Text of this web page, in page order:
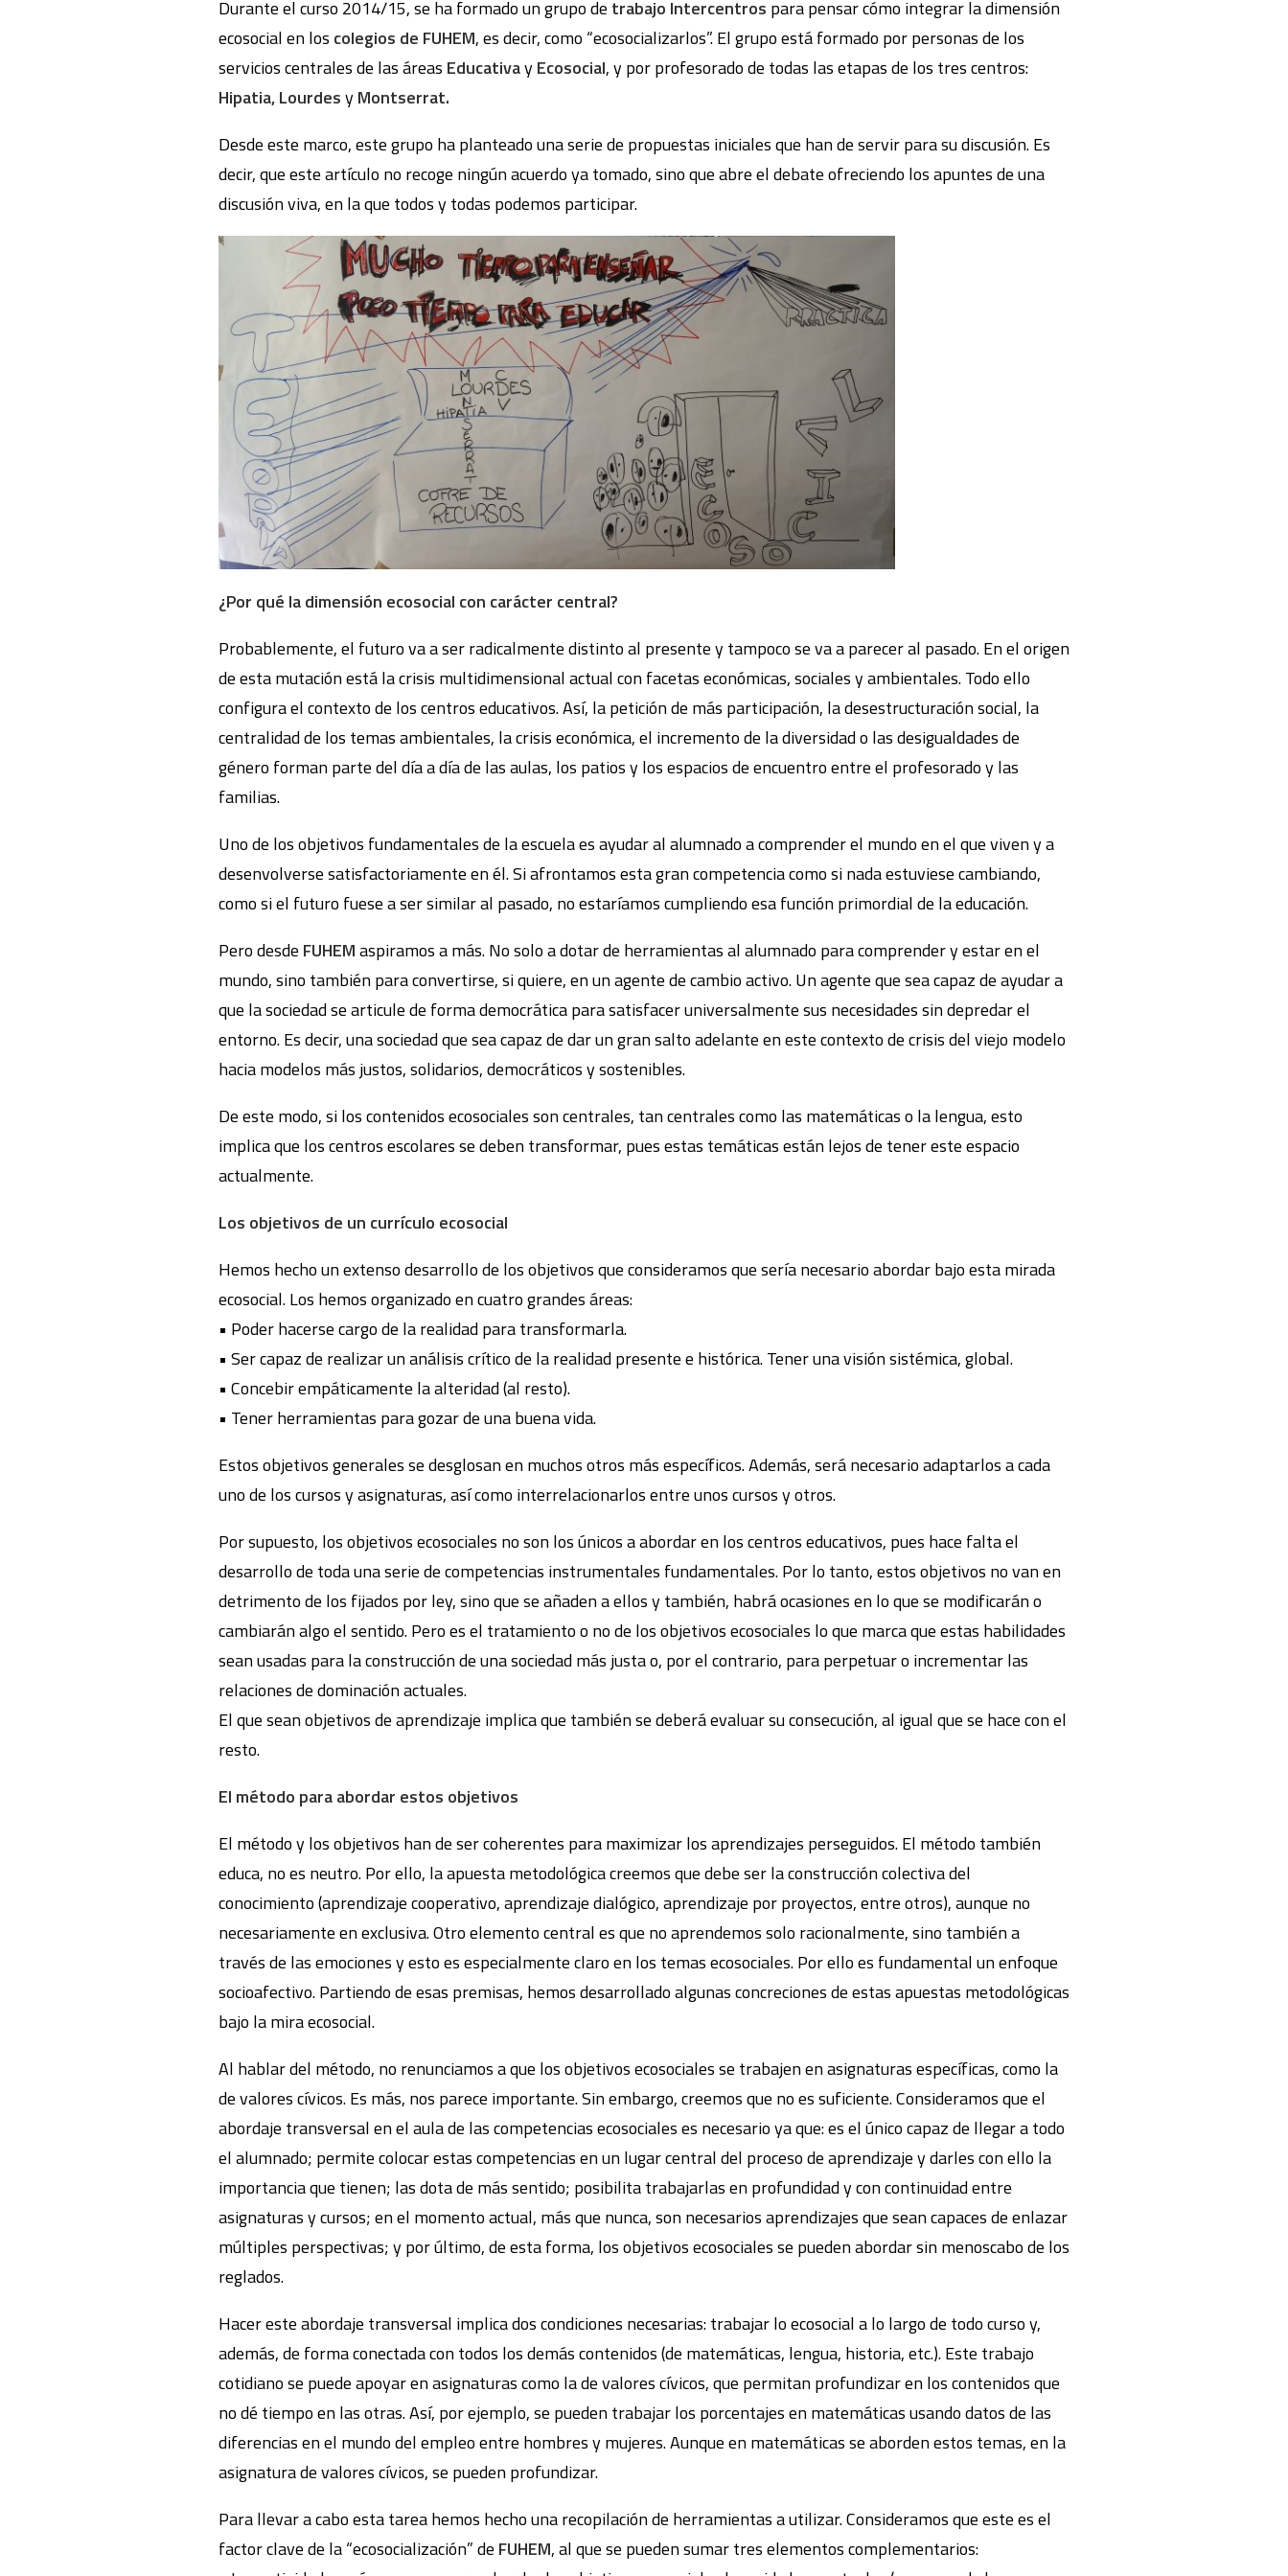
Durante el curso 2014/15, se ha formado un grupo de trabajo Intercentros para pensar cómo integrar la dimensión
ecosocial en los colegios de FUHEM, es decir, como “ecosocializarlos”. El grupo está formado por personas de los
servicios centrales de las áreas EducativayEcosocial, y por profesorado de todas las etapas de los tres centros:
Hipatia, LourdesyMontserrat.
Desde este marco, este grupo ha planteado una serie de propuestas iniciales que han de servir para su discusión. Es
decir, que este artículo no recoge ningún acuerdo ya tomado, sino que abre el debate ofreciendo los apuntes de una
discusión viva, en la que todos y todas podemos participar.
¿Por qué la dimensión ecosocial con carácter central?
Probablemente, el futuro va a ser radicalmente distinto al presente y tampoco se va a parecer al pasado. En el origen
de esta mutación está la crisis multidimensional actual con facetas económicas, sociales y ambientales. Todo ello
configura el contexto de los centros educativos. Así, la petición de más participación, la desestructuración social, la
centralidad de los temas ambientales, la crisis económica, el incremento de la diversidad o las desigualdades de
género forman parte del día a día de las aulas, los patios y los espacios de encuentro entre el profesorado y las
familias.
Uno de los objetivos fundamentales de la escuela es ayudar al alumnado a comprender el mundo en el que viven y a
desenvolverse satisfactoriamente en él. Si afrontamos esta gran competencia como si nada estuviese cambiando,
como si el futuro fuese a ser similar al pasado, no estaríamos cumpliendo esa función primordial de la educación.
Pero desde FUHEMaspiramos a más. No solo a dotar de herramientas al alumnado para comprender y estar en el
mundo, sino también para convertirse, si quiere, en un agente de cambio activo. Un agente que sea capaz de ayudar a
que la sociedad se articule de forma democrática para satisfacer universalmente sus necesidades sin depredar el
entorno. Es decir, una sociedad que sea capaz de dar un gran salto adelante en este contexto de crisis del viejo modelo
hacia modelos más justos, solidarios, democráticos y sostenibles.
De este modo, si los contenidos ecosociales son centrales, tan centrales como las matemáticas o la lengua, esto
implica que los centros escolares se deben transformar, pues estas temáticas están lejos de tener este espacio
actualmente.
Los objetivos de un currículo ecosocial
Hemos hecho un extenso desarrollo de los objetivos que consideramos que sería necesario abordar bajo esta mirada
ecosocial. Los hemos organizado en cuatro grandes áreas:
• Poder hacerse cargo de la realidad para transformarla.
• Ser capaz de realizar un análisis crítico de la realidad presente e histórica. Tener una visión sistémica, global.
• Concebir empáticamente la alteridad (al resto).
• Tener herramientas para gozar de una buena vida.
Estos objetivos generales se desglosan en muchos otros más específicos. Además, será necesario adaptarlos a cada
uno de los cursos y asignaturas, así como interrelacionarlos entre unos cursos y otros.
Por supuesto, los objetivos ecosociales no son los únicos a abordar en los centros educativos, pues hace falta el
desarrollo de toda una serie de competencias instrumentales fundamentales. Por lo tanto, estos objetivos no van en
detrimento de los fijados por ley, sino que se añaden a ellos y también, habrá ocasiones en lo que se modificarán o
cambiarán algo el sentido. Pero es el tratamiento o no de los objetivos ecosociales lo que marca que estas habilidades
sean usadas para la construcción de una sociedad más justa o, por el contrario, para perpetuar o incrementar las
relaciones de dominación actuales.
El que sean objetivos de aprendizaje implica que también se deberá evaluar su consecución, al igual que se hace con el
resto.
El método para abordar estos objetivos
El método y los objetivos han de ser coherentes para maximizar los aprendizajes perseguidos. El método también
educa, no es neutro. Por ello, la apuesta metodológica creemos que debe ser la construcción colectiva del
conocimiento (aprendizaje cooperativo, aprendizaje dialógico, aprendizaje por proyectos, entre otros), aunque no
necesariamente en exclusiva. Otro elemento central es que no aprendemos solo racionalmente, sino también a
través de las emociones y esto es especialmente claro en los temas ecosociales. Por ello es fundamental un enfoque
socioafectivo. Partiendo de esas premisas, hemos desarrollado algunas concreciones de estas apuestas metodológicas
bajo la mira ecosocial.
Al hablar del método, no renunciamos a que los objetivos ecosociales se trabajen en asignaturas específicas, como la
de valores cívicos. Es más, nos parece importante. Sin embargo, creemos que no es suficiente. Consideramos que el
abordaje transversal en el aula de las competencias ecosociales es necesario ya que: es el único capaz de llegar a todo
el alumnado; permite colocar estas competencias en un lugar central del proceso de aprendizaje y darles con ello la
importancia que tienen; las dota de más sentido; posibilita trabajarlas en profundidad y con continuidad entre
asignaturas y cursos; en el momento actual, más que nunca, son necesarios aprendizajes que sean capaces de enlazar
múltiples perspectivas; y por último, de esta forma, los objetivos ecosociales se pueden abordar sin menoscabo de los
reglados.
Hacer este abordaje transversal implica dos condiciones necesarias: trabajar lo ecosocial a lo largo de todo curso y,
además, de forma conectada con todos los demás contenidos (de matemáticas, lengua, historia, etc.). Este trabajo
cotidiano se puede apoyar en asignaturas como la de valores cívicos, que permitan profundizar en los contenidos que
no dé tiempo en las otras. Así, por ejemplo, se pueden trabajar los porcentajes en matemáticas usando datos de las
diferencias en el mundo del empleo entre hombres y mujeres. Aunque en matemáticas se aborden estos temas, en la
asignatura de valores cívicos, se pueden profundizar.
Para llevar a cabo esta tarea hemos hecho una recopilación de herramientas a utilizar. Consideramos que este es el
factor clave de la “ecosocialización” de FUHEM, al que se pueden sumar tres elementos complementarios: